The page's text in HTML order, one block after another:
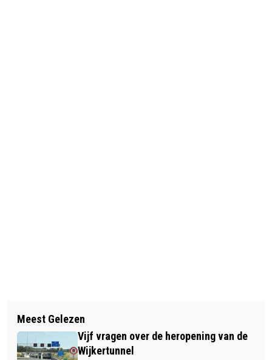
ABDI NAGEEYE TWEEDE IN HALVE
MARATHON VAN EGMOND
EGMOND MINI MARATHON FEEST
VOOR DE JONGSTE HARDLOPERS
Meest Gelezen
Vijf vragen over de heropening van de
Wijkertunnel